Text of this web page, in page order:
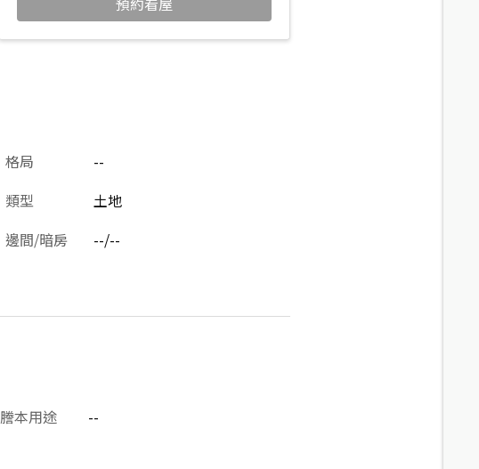
格局
--
類型
土地
邊間/暗房
--/--
謄本用途
--